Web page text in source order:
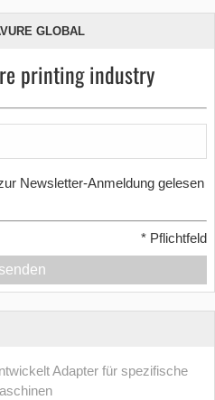
GLOBAL
printing industry
Newsletter-Anmeldung gelesen
* Pflichtfeld
Adapter für spezifische